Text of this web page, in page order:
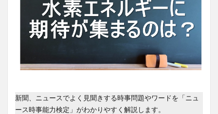
新聞、ニュースでよく見聞きする時事問題やワードを「ニュ
ース時事能力検定」がわかりやすく解説します。